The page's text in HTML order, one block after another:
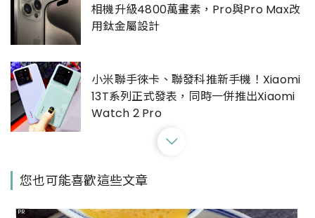
相機升級4800萬畫素，Pro與Pro Max改
用鈦金屬設計
小米聯手徠卡、聯發科推新手機！Xiaomi
13T系列正式發表，同時一併推出Xiaomi
Watch 2 Pro
OPPO發表全新旗艦摺疊手機機型！Find
N3系列絕美色系5大吸睛亮點一次看
您也可能喜歡這些文章
PR